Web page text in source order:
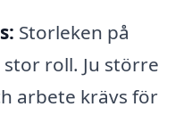
Storleken på
roll. Ju större
arbete krävs för